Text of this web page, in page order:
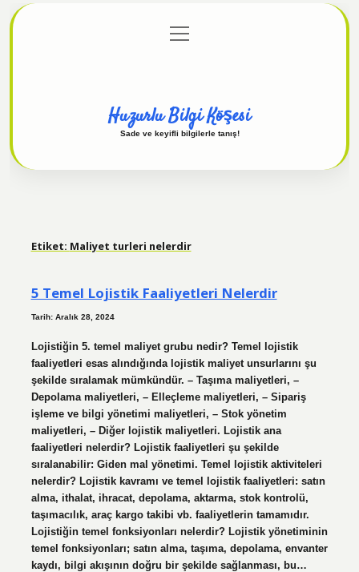
Gizlilik Politikası
menüyü
aç
Huzurlu Bilgi Köşesi
Sade ve keyifli bilgilerle tanış!
Etiket: Maliyet turleri nelerdir
5 Temel Lojistik Faaliyetleri Nelerdir
Tarih: Aralık 28, 2024
Lojistiğin 5. temel maliyet grubu nedir? Temel lojistik
faaliyetleri esas alındığında lojistik maliyet unsurlarını şu
şekilde sıralamak mümkündür. – Taşıma maliyetleri, –
Depolama maliyetleri, – Elleçleme maliyetleri, – Sipariş
işleme ve bilgi yönetimi maliyetleri, – Stok yönetim
maliyetleri, – Diğer lojistik maliyetleri. Lojistik ana
faaliyetleri nelerdir? Lojistik faaliyetleri şu şekilde
sıralanabilir: Giden mal yönetimi. Temel lojistik aktiviteleri
nelerdir? Lojistik kavramı ve temel lojistik faaliyetleri: satın
alma, ithalat, ihracat, depolama, aktarma, stok kontrolü,
taşımacılık, araç kargo takibi vb. faaliyetlerin tamamıdır.
Lojistiğin temel fonksiyonları nelerdir? Lojistik yönetiminin
temel fonksiyonları; satın alma, taşıma, depolama, envanter
kaydı, bilgi akışının doğru bir şekilde sağlanması, bu…